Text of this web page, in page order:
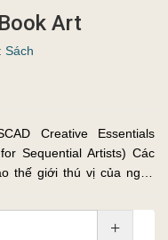
Art
Sách
Creative Essentials
Sequential Artists) Các
thế giới thú vị của nghệ
+